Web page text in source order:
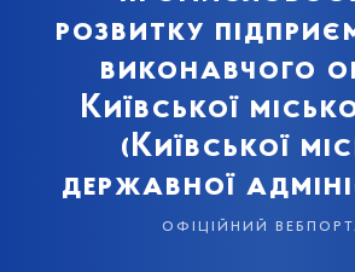
розвитку
виконавчого
Київської
(Київської
державної
офіційний